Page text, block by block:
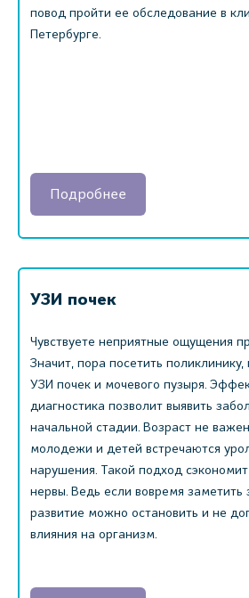
повод пройти ее обследование в
Петербурге.
Подробнее
УЗИ почек
Чувствуете неприятные ощущения
Значит, пора посетить
УЗИ почек и мочевого пузыря.
диагностика позволит выявить
начальной стадии. Возраст не
молодежи и детей встречаются
нарушения. Такой подход
нервы. Ведь если вовремя заметить
развитие можно остановить и не
влияния на организм.